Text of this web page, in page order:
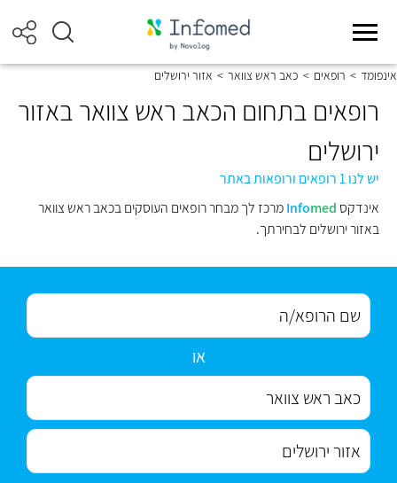
אינפומד > רופאים > כאב ראש צוואר > אזור ירושלים
רופאים בתחום הכאב ראש צוואר באזור
ירושלים
יש לנו 1 רופאים ורופאות באתר
אינדקס
Infomed
מרכז לך מבחר רופאים העוסקים בכאב ראש צוואר
באזור ירושלים לבחירתך.
או